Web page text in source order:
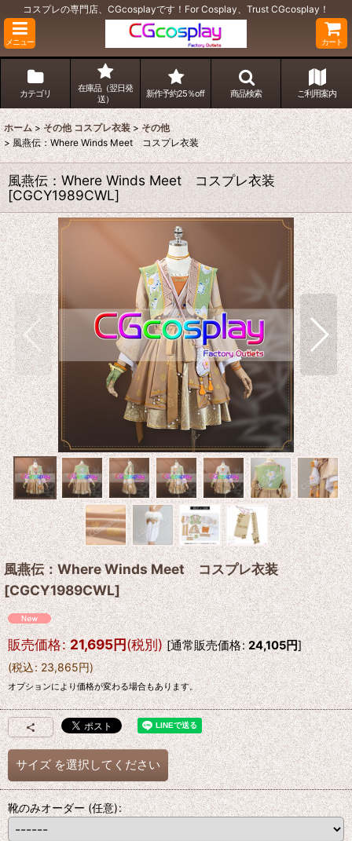
コスプレの専門店、CGcosplayです！For Cosplay、Trust CGcosplay！
メニュー カート
カテゴリ
在庫品（翌日発
送）
新作予約25％off 商品検索 ご利用案内
ホーム > その他 コスプレ衣装 > その他
> 風燕伝：Where Winds Meet コスプレ衣装
風燕伝：Where Winds Meet コスプレ衣装
[CGCY1989CWL]
風燕伝：Where Winds Meet コスプレ衣装
[CGCY1989CWL]
販売価格: 21,695円(税別) [通常販売価格: 24,105円]
(税込: 23,865円)
オプションにより価格が変わる場合もあります。
サイズ を選択してください
靴のみオーダー(任意):